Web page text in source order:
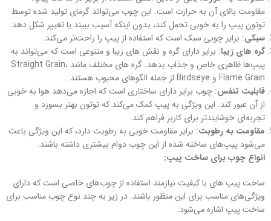
مقاومت بالای آن به حرارت است. این چوب می‌تواند گرمای تولید شده توسط
توتون پیپ را به خوبی تحمل کند، بدون اینکه آسیب ببیند یا تغییر شکل دهد.
سبکی: برایر چوبی سبک است که استفاده از پیپ را راحت‌تر می‌کند.
گره های زیبا: برایر دارای گره و نقش های زیبا و متنوعی است که می‌تواند به
پیپ‌ها ظاهری خاص و جذاب بدهد. گره های مختلف مانند Straight Grain،
Flame Grain و Birdseye از جمله الگوهای محبوب هستند.
قابلیت تنفس: چوب برایر دارای ساختاری است که اجازه می‌دهد هوا به خوبی
از آن عبور کند. این ویژگی به پیپ کمک می‌کند که توتون بهتر بسوزد و
تجربه‌ای خوشایندتر برای کاربر فراهم کند.
مقاومت به رطوبت: برایر مقاومت خوبی به رطوبت دارد، که این ویژگی باعث
می‌شود پیپ‌های ساخته شده از این چوب دوام بیشتری داشته باشند.
انواع چوب برای ساخت پیپ:
ساخت پیپ‌ های با کیفیت نیازمند استفاده از چوب‌های خاصی است که دارای
ویژگی‌های مناسب برای این منظور باشند. در زیر به چند نوع چوب مناسب برای
ساخت پیپ اشاره می‌شود: